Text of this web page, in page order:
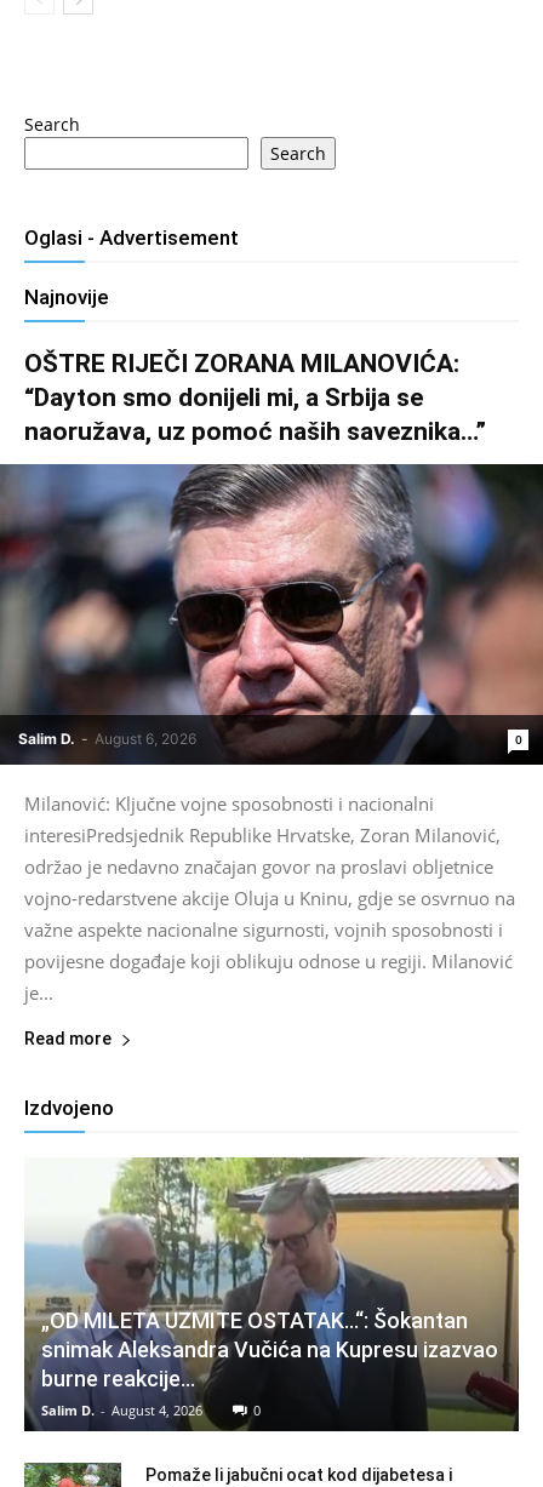
Search
Search
Oglasi - Advertisement
Najnovije
OŠTRE RIJEČI ZORANA MILANOVIĆA:
“Dayton smo donijeli mi, a Srbija se
naoružava, uz pomoć naših saveznika…”
Salim D. - August 6, 2026 0
Milanović: Ključne vojne sposobnosti i nacionalni
interesiPredsjednik Republike Hrvatske, Zoran Milanović,
održao je nedavno značajan govor na proslavi obljetnice
vojno-redarstvene akcije Oluja u Kninu, gdje se osvrnuo na
važne aspekte nacionalne sigurnosti, vojnih sposobnosti i
povijesne događaje koji oblikuju odnose u regiji. Milanović
je...
Read more
Izdvojeno
„OD MILETA UZMITE OSTATAK…“: Šokantan
snimak Aleksandra Vučića na Kupresu izazvao
burne reakcije…
Salim D. - August 4, 2026 0
Pomaže li jabučni ocat kod dijabetesa i